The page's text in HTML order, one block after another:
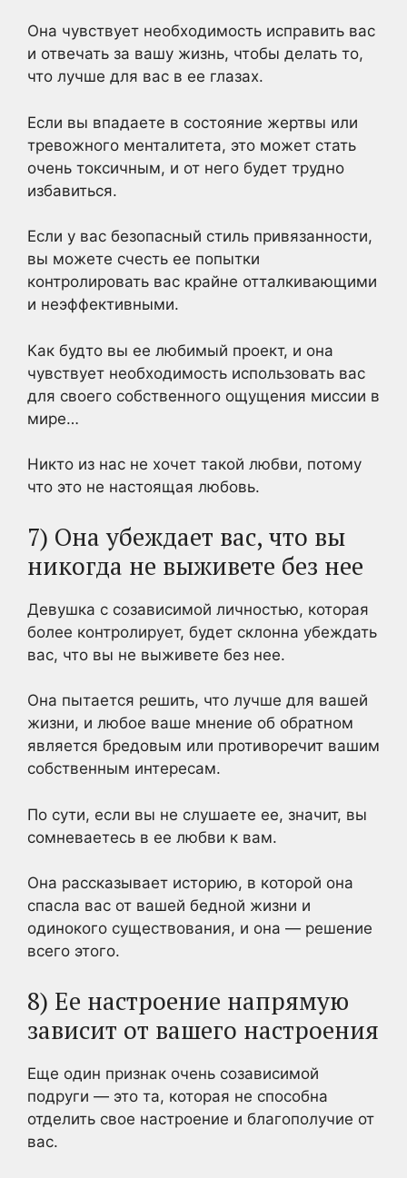
Она чувствует необходимость исправить вас
и отвечать за вашу жизнь, чтобы делать то,
что лучше для вас в ее глазах.
Если вы впадаете в состояние жертвы или
тревожного менталитета, это может стать
очень токсичным, и от него будет трудно
избавиться.
Если у вас безопасный стиль привязанности,
вы можете счесть ее попытки
контролировать вас крайне отталкивающими
и неэффективными.
Как будто вы ее любимый проект, и она
чувствует необходимость использовать вас
для своего собственного ощущения миссии в
мире…
Никто из нас не хочет такой любви, потому
что это не настоящая любовь.
7) Она убеждает вас, что вы
никогда не выживете без нее
Девушка с созависимой личностью, которая
более контролирует, будет склонна убеждать
вас, что вы не выживете без нее.
Она пытается решить, что лучше для вашей
жизни, и любое ваше мнение об обратном
является бредовым или противоречит вашим
собственным интересам.
По сути, если вы не слушаете ее, значит, вы
сомневаетесь в ее любви к вам.
Она рассказывает историю, в которой она
спасла вас от вашей бедной жизни и
одинокого существования, и она — решение
всего этого.
8) Ее настроение напрямую
зависит от вашего настроения
Еще один признак очень созависимой
подруги — это та, которая не способна
отделить свое настроение и благополучие от
вас.